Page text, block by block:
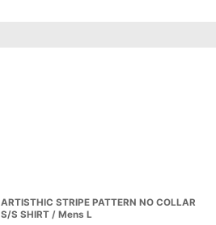
ARTISTHIC STRIPE PATTERN NO COLLAR
S/S SHIRT / Mens L